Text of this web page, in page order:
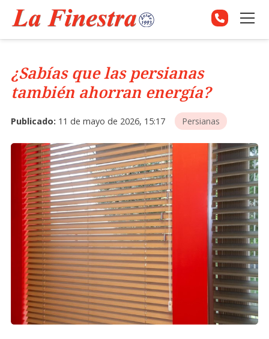
¿Sabías que las persianas
también ahorran energía?
Publicado: 11 de mayo de 2026, 15:17 Persianas